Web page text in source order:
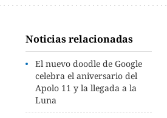
Noticias relacionadas
El nuevo doodle de Google
celebra el aniversario del
Apolo 11 y la llegada a la
Luna